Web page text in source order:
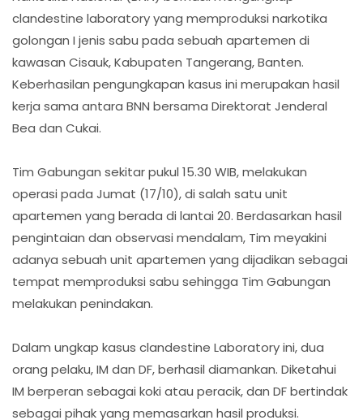
clandestine laboratory yang memproduksi narkotika
golongan I jenis sabu pada sebuah apartemen di
kawasan Cisauk, Kabupaten Tangerang, Banten.
Keberhasilan pengungkapan kasus ini merupakan hasil
kerja sama antara BNN bersama Direktorat Jenderal
Bea dan Cukai.
Tim Gabungan sekitar pukul 15.30 WIB, melakukan
operasi pada Jumat (17/10), di salah satu unit
apartemen yang berada di lantai 20. Berdasarkan hasil
pengintaian dan observasi mendalam, Tim meyakini
adanya sebuah unit apartemen yang dijadikan sebagai
tempat memproduksi sabu sehingga Tim Gabungan
melakukan penindakan.
Dalam ungkap kasus clandestine Laboratory ini, dua
orang pelaku, IM dan DF, berhasil diamankan. Diketahui
IM berperan sebagai koki atau peracik, dan DF bertindak
sebagai pihak yang memasarkan hasil produksi.